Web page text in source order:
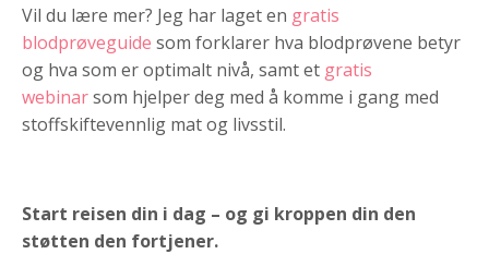
Vil du lære mer? Jeg har laget en gratis
blodprøveguide som forklarer hva blodprøvene betyr
og hva som er optimalt nivå, samt et gratis
webinarsom hjelper deg med å komme i gang med
stoffskiftevennlig mat og livsstil.
Start reisen din i dag – og gi kroppen din den
støtten den fortjener.